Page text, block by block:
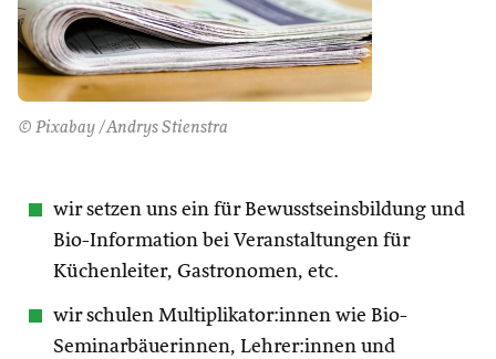
© Pixabay /Andrys Stienstra
wir setzen uns ein für Bewusstseinsbildung und
Bio-Information bei Veranstaltungen für
Küchenleiter, Gastronomen, etc.
wir schulen Multiplikator:innen wie Bio-
Seminarbäuerinnen, Lehrer:innen und